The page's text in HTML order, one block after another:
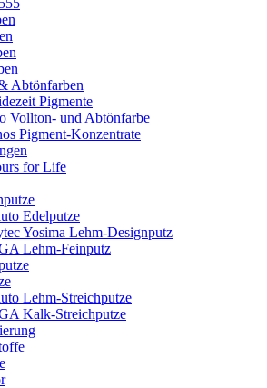
Abtönfarben
Pigmente
Vollton- und Abtönfarbe
Pigment-Konzentrate
for Life
Edelputze
Yosima Lehm-Designputz
Lehm-Feinputz
Lehm-Streichputze
Kalk-Streichputze